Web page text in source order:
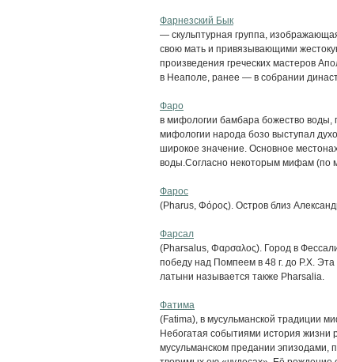
Фарнезский Бык
— скульптурная группа,
свою мать и привязывающими
произведения греческих мастеров
в Неаполе, ранее — в собрании
Фаро
в мифологии бамбара божество воды,
мифологии народа бозо выступал
широкое значение. Основное
воды.Согласно некоторым мифам (по
Фарос
(Pharus, Φόρος). Остров близ
Фарсал
(Pharsalus, Φαρσαλος). Город в
победу над Помпеем в 48 г. до Р.Х. Эта
латыни называется также Pharsalia.
Фатима
(Fatima), в мусульманской традиции
Небогатая событиями история жизни
мусульманском предании эпизодами,